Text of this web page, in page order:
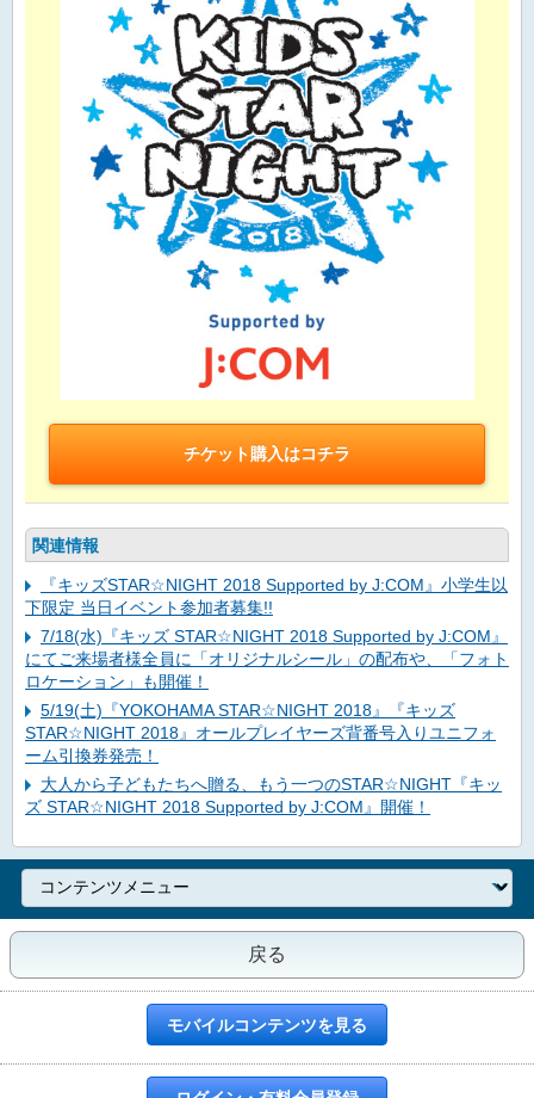
チケット購入はコチラ
関連情報
『キッズSTAR☆NIGHT 2018 Supported by J:COM』小学生以
下限定 当日イベント参加者募集!!
7/18(水)『キッズ STAR☆NIGHT 2018 Supported by J:COM』
にてご来場者様全員に「オリジナルシール」の配布や、「フォト
ロケーション」も開催！
5/19(土)『YOKOHAMA STAR☆NIGHT 2018』『キッズ
STAR☆NIGHT 2018』オールプレイヤーズ背番号入りユニフォ
ーム引換券発売！
大人から子どもたちへ贈る、もう一つのSTAR☆NIGHT『キッ
ズ STAR☆NIGHT 2018 Supported by J:COM』開催！
戻る
モバイルコンテンツを見る